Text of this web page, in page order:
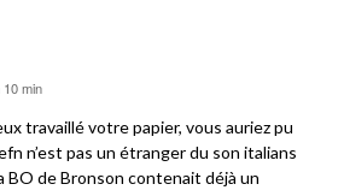
min
travaillé votre papier, vous auriez pu
n’est pas un étranger du son italians
BO de Bronson contenait déjà un